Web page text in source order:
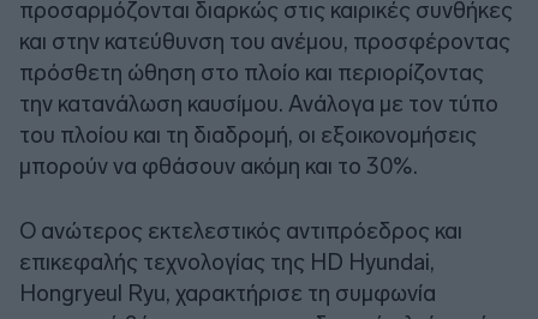
προσαρμόζονται διαρκώς στις καιρικές συνθήκες
και στην κατεύθυνση του ανέμου, προσφέροντας
πρόσθετη ώθηση στο πλοίο και περιορίζοντας
την κατανάλωση καυσίμου. Ανάλογα με τον τύπο
του πλοίου και τη διαδρομή, οι εξοικονομήσεις
μπορούν να φθάσουν ακόμη και το 30%.
Ο ανώτερος εκτελεστικός αντιπρόεδρος και
επικεφαλής τεχνολογίας της HD Hyundai,
Hongryeul Ryu, χαρακτήρισε τη συμφωνία